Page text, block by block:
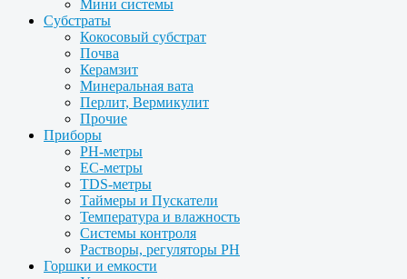
Мини системы
Субстраты
Кокосовый субстрат
Почва
Керамзит
Минеральная вата
Перлит, Вермикулит
Прочие
Приборы
PH-метры
EC-метры
TDS-метры
Таймеры и Пускатели
Температура и влажность
Системы контроля
Растворы, регуляторы PH
Горшки и емкости